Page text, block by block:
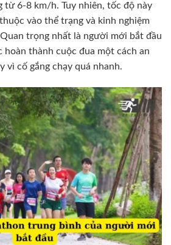
từ 6-8 km/h. Tuy nhiên, tốc độ này
vào thể trạng và kinh nghiệm
trọng nhất là người mới bắt đầu
hoàn thành cuộc đua một cách an
vì cố gắng chạy quá nhanh.